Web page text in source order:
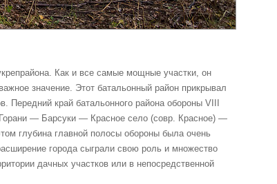
Как и все самые мощные участки, он
значение. Этот батальонный район прикрывал
Передний край батальонного района обороны VIII
— Барсуки — Красное село (совр. Красное) —
глубина главной полосы обороны была очень
города сыграли свою роль и множество
дачных участков или в непосредственной